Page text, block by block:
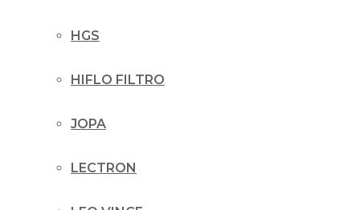
HGS
HIFLO FILTRO
JOPA
LECTRON